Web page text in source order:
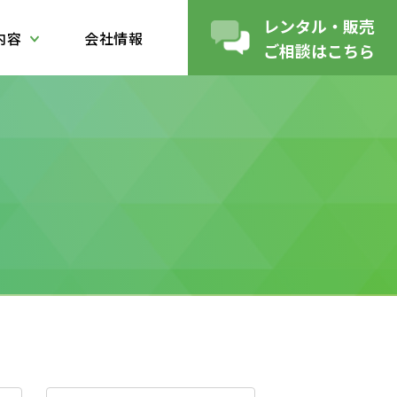
容 会社情報
レンタル・販売
ご相談はこちら